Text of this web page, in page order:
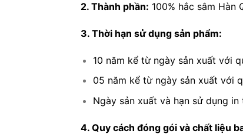
2. Thành phần: 100% hắc sâm Hàn
3. Thời hạn sử dụng sản phẩm:
10 năm kể từ ngày sản xuất với
05 năm kể từ ngày sản xuất với
Ngày sản xuất và hạn sử dụng
4. Quy cách đóng gói và chất liệu